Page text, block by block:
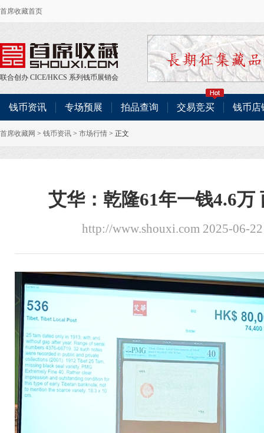
首席收藏首页
联合创办 CICE/HKCS 系列钱币展销会
钱币资讯 专场预展 拍品查询 交易竞买 钱币店
首席收藏网 > 钱币资讯 > 市场行情 > 正文
艾华：乾隆61年一钱4.6万
http://www.shouxi.com 2025-06-